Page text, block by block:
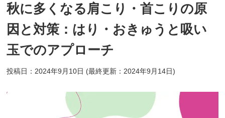
秋に多くなる肩こり・首こりの原
因と対策：はり・おきゅうと吸い
玉でのアプローチ
投稿日：2024年9月10日 (最終更新：2024年9月14日)